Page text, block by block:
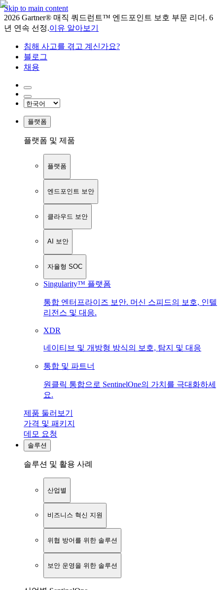
Skip to main content
2026 Gartner® 매직 쿼드런트™ 엔드포인트 보호 부문 리더. 6
년 연속 선정.이유 알아보기
침해 사고를 겪고 계신가요?
블로그
채용
플랫폼
플랫폼 및 제품
플랫폼
엔드포인트 보안
클라우드 보안
AI 보안
자율형 SOC
Singularity™ 플랫폼
통합 엔터프라이즈 보안. 머신 스피드의 보호, 인텔
리전스 및 대응.
XDR
네이티브 및 개방형 방식의 보호, 탐지 및 대응
통합 및 파트너
원클릭 통합으로 SentinelOne의 가치를 극대화하세
요.
제품 둘러보기
가격 및 패키지
데모 요청
솔루션
솔루션 및 활용 사례
산업별
비즈니스 혁신 지원
위협 방어를 위한 솔루션
보안 운영을 위한 솔루션